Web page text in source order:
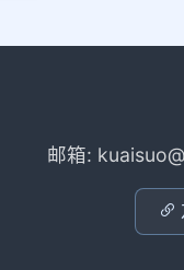
邮箱: